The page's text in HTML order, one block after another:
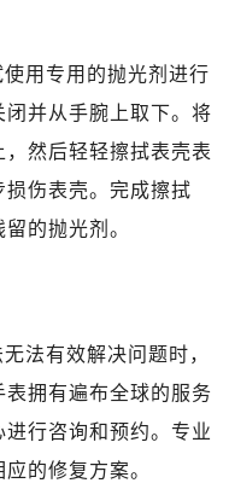
用专用的抛光剂进行
并从手腕上取下。将
然后轻轻擦拭表壳表
伤表壳。完成擦拭
的抛光剂。
法有效解决问题时，
拥有遍布全球的服务
行咨询和预约。专业
的修复方案。